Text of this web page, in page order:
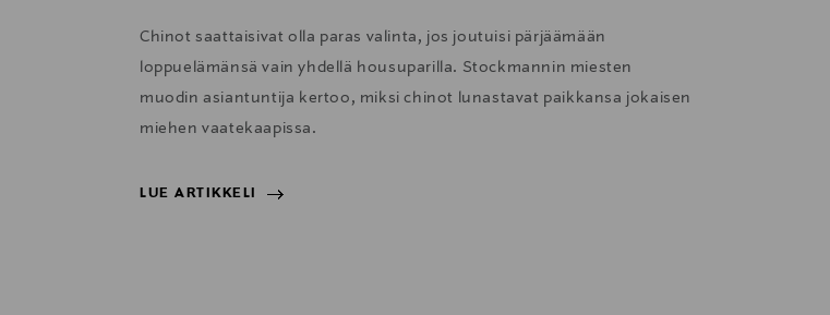
Chinot saattaisivat olla paras valinta, jos joutuisi pärjäämään
loppuelämänsä vain yhdellä housuparilla. Stockmannin miesten
muodin asiantuntija kertoo, miksi chinot lunastavat paikkansa jokaisen
miehen vaatekaapissa.
LUE ARTIKKELI